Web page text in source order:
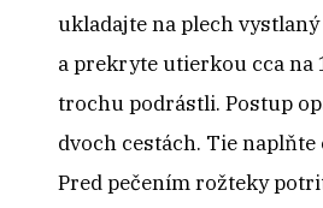
ukladajte na plech
a prekryte utierkou cca na
trochu podrástli. Postup
dvoch cestách. Tie
Pred pečením rožteky